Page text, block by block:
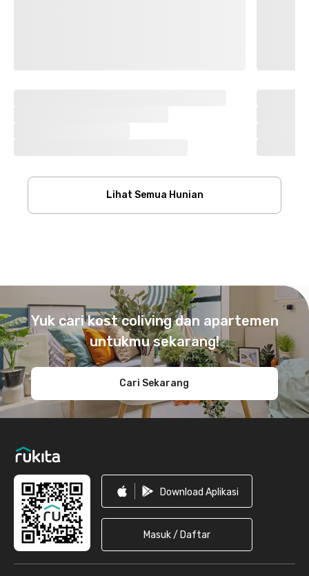
Lihat Semua Hunian
Yuk cari kost coliving dan apartemen
untukmu sekarang!
Cari Sekarang
Download Aplikasi
Masuk / Daftar